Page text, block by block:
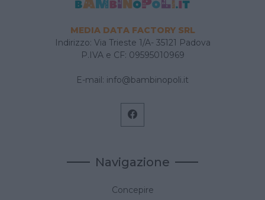
MEDIA DATA FACTORY SRL
Indirizzo: Via Trieste 1/A- 35121 Padova
P.IVA e CF: 09595010969
E-mail: info@bambinopoli.it
Navigazione
Concepire